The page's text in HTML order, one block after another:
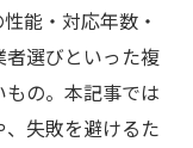
能・対応年数・
選びといった複
の。本記事では
失敗を避けるた